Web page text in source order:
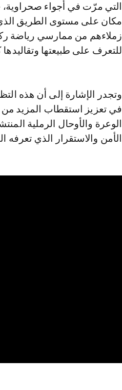
التي مرّت في أجواء
مكان على مستوى الطريق
زملاءهم من ممارسي رياضة
للتعرف على طبيعتها
وتجدر الإشارة إلى أن هذه
في تعزيز استقطاب المزيد
الوعرة والأوحال الرملية
الأمن والاستقرار الذي